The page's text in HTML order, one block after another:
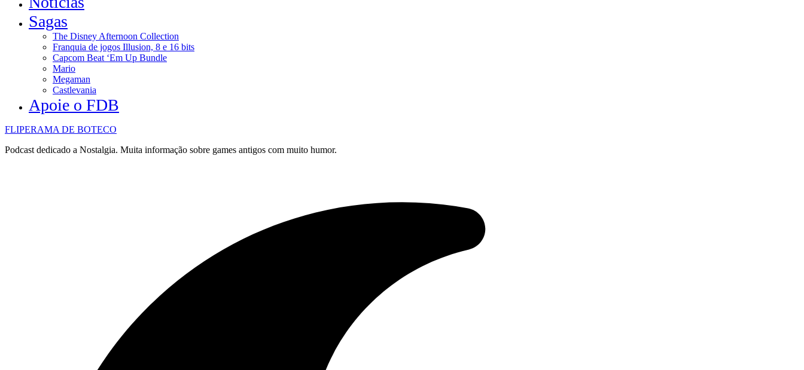
Sagas
The Disney Afternoon Collection
Franquia de jogos Illusion, 8 e 16 bits
Capcom Beat ‘Em Up Bundle
Mario
Megaman
Castlevania
Apoie o FDB
FLIPERAMA DE BOTECO
Podcast dedicado a Nostalgia. Muita informação sobre games antigos com muito humor.